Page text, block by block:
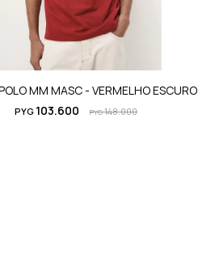
MM MASC - VERMELHO ESCURO
PYG 103.600 PYG148.000